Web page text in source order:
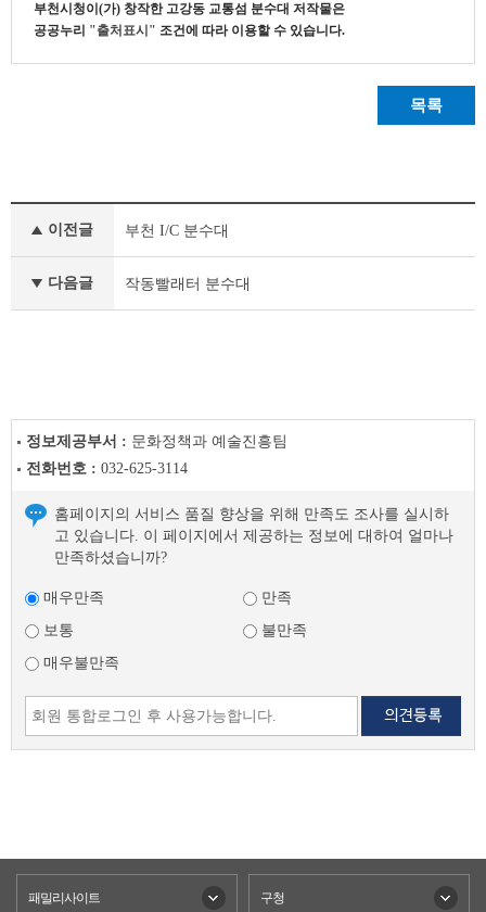
부천시청이(가) 창작한 고강동 교통섬 분수대 저작물은
공공누리 "출처표시" 조건에 따라 이용할 수 있습니다.
목록
의
음
이전글 부천 I/C 분수대
다음글 작동빨래터 분수대
정보제공부서 : 문화정책과 예술진흥팀
전화번호 : 032-625-3114
홈페이지의 서비스 품질 향상을 위해 만족도 조사를 실시하
고 있습니다. 이 페이지에서 제공하는 정보에 대하여 얼마나
만족하셨습니까?
매우만족
만족
보통
불만족
매우불만족
패밀리사이트 구청